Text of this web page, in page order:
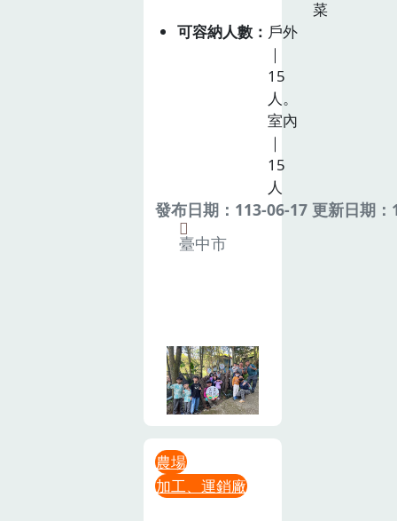
菜
可容納人數
戶外
｜
15
人。
室內
｜
15
人
發布日期：113-06-17 更新日期
臺中市
農場
加工、運銷廠